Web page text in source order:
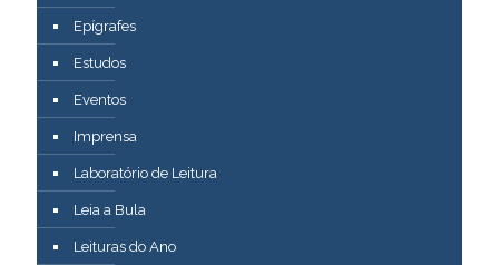
Epígrafes
Estudos
Eventos
Imprensa
Laboratório de Leitura
Leia a Bula
Leituras do Ano